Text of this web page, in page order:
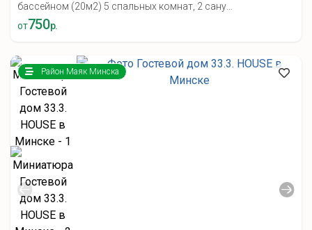
бассейном (20м2) 5 спальных комнат, 2 сану...
от750р.
Район Маяк Минска